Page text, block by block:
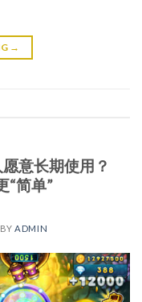
→
意长期使用？
“简单”
BYADMIN